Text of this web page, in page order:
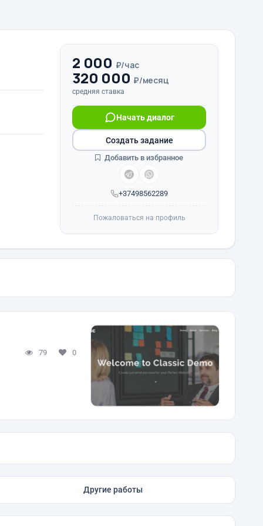
2 000 ₽/час
320 000 ₽/месяц
средняя ставка
+37498562289
Начать диалог
Создать задание
Добавить в избранное
Пожаловаться на профиль
79 0
Другие работы